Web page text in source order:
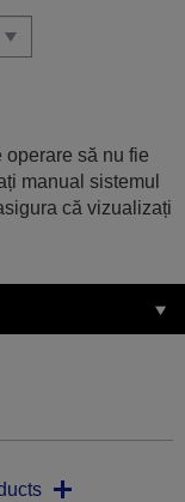
operare să nu fie
manual sistemul
că vizualizați